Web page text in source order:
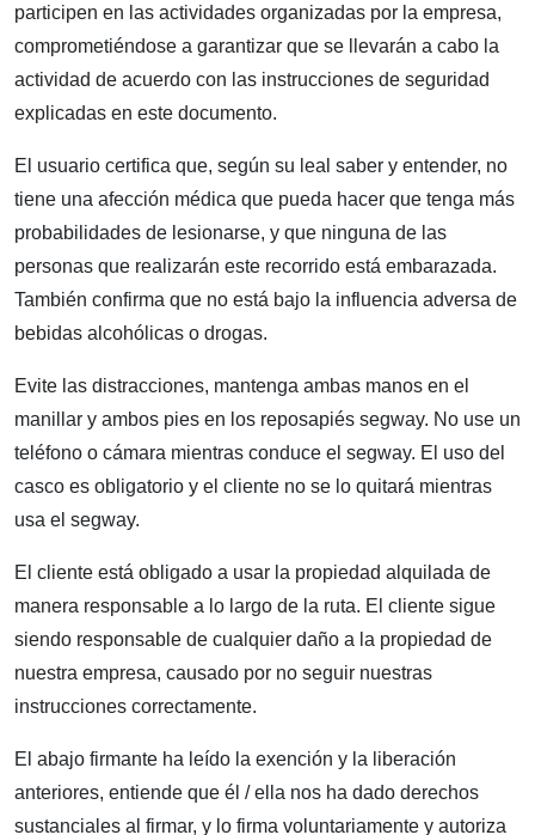
participen en las actividades organizadas por la empresa,
comprometiéndose a garantizar que se llevarán a cabo la
actividad de acuerdo con las instrucciones de seguridad
explicadas en este documento.
El usuario certifica que, según su leal saber y entender, no
tiene una afección médica que pueda hacer que tenga más
probabilidades de lesionarse, y que ninguna de las
personas que realizarán este recorrido está embarazada.
También confirma que no está bajo la influencia adversa de
bebidas alcohólicas o drogas.
Evite las distracciones, mantenga ambas manos en el
manillar y ambos pies en los reposapiés segway. No use un
teléfono o cámara mientras conduce el segway. El uso del
casco es obligatorio y el cliente no se lo quitará mientras
usa el segway.
El cliente está obligado a usar la propiedad alquilada de
manera responsable a lo largo de la ruta. El cliente sigue
siendo responsable de cualquier daño a la propiedad de
nuestra empresa, causado por no seguir nuestras
instrucciones correctamente.
El abajo firmante ha leído la exención y la liberación
anteriores, entiende que él / ella nos ha dado derechos
sustanciales al firmar, y lo firma voluntariamente y autoriza